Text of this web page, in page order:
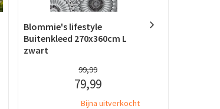
Blommie's lifestyle
Buitenkleed 270x360cm L
zwart
99,99
79,99
Bijna uitverkocht